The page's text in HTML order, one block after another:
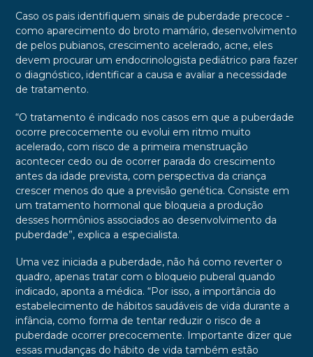
Caso os pais identifiquem sinais de puberdade precoce -
como aparecimento do broto mamário, desenvolvimento
de pelos pubianos, crescimento acelerado, acne, eles
devem procurar um endocrinologista pediátrico para fazer
o diagnóstico, identificar a causa e avaliar a necessidade
de tratamento.
“O tratamento é indicado nos casos em que a puberdade
ocorre precocemente ou evolui em ritmo muito
acelerado, com risco de a primeira menstruação
acontecer cedo ou de ocorrer parada do crescimento
antes da idade prevista, com perspectiva da criança
crescer menos do que a previsão genética. Consiste em
um tratamento hormonal que bloqueia a produção
desses hormônios associados ao desenvolvimento da
puberdade”, explica a especialista.
Uma vez iniciada a puberdade, não há como reverter o
quadro, apenas tratar com o bloqueio puberal quando
indicado, aponta a médica. “Por isso, a importância do
estabelecimento de hábitos saudáveis de vida durante a
infância, como forma de tentar reduzir o risco de a
puberdade ocorrer precocemente. Importante dizer que
essas mudanças do hábito de vida também estão